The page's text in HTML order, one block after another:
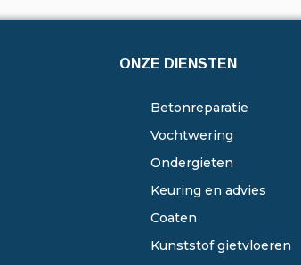
ONZE DIENSTEN
Betonreparatie
Vochtwering
Ondergieten
Keuring en advies
Coaten
Kunststof gietvloeren